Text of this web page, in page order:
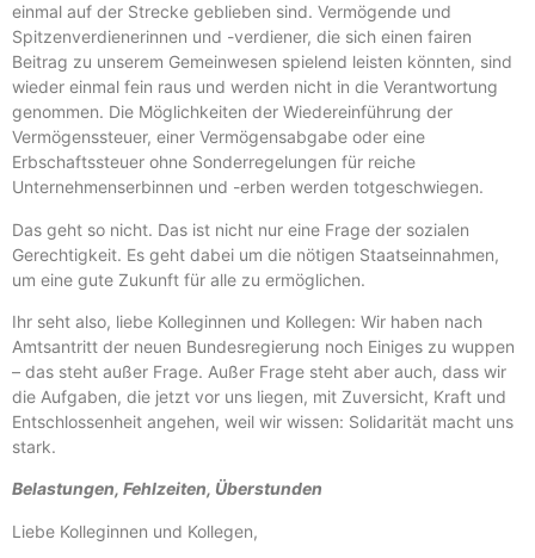
einmal auf der Strecke geblieben sind. Vermögende und
Spitzenverdienerinnen und -verdiener, die sich einen fairen
Beitrag zu unserem Gemeinwesen spielend leisten könnten, sind
wieder einmal fein raus und werden nicht in die Verantwortung
genommen. Die Möglichkeiten der Wiedereinführung der
Vermögenssteuer, einer Vermögensabgabe oder eine
Erbschaftssteuer ohne Sonderregelungen für reiche
Unternehmenserbinnen und -erben werden totgeschwiegen.
Das geht so nicht. Das ist nicht nur eine Frage der sozialen
Gerechtigkeit. Es geht dabei um die nötigen Staatseinnahmen,
um eine gute Zukunft für alle zu ermöglichen.
Ihr seht also, liebe Kolleginnen und Kollegen: Wir haben nach
Amtsantritt der neuen Bundesregierung noch Einiges zu wuppen
– das steht außer Frage. Außer Frage steht aber auch, dass wir
die Aufgaben, die jetzt vor uns liegen, mit Zuversicht, Kraft und
Entschlossenheit angehen, weil wir wissen: Solidarität macht uns
stark.
Belastungen, Fehlzeiten, Überstunden
Liebe Kolleginnen und Kollegen,